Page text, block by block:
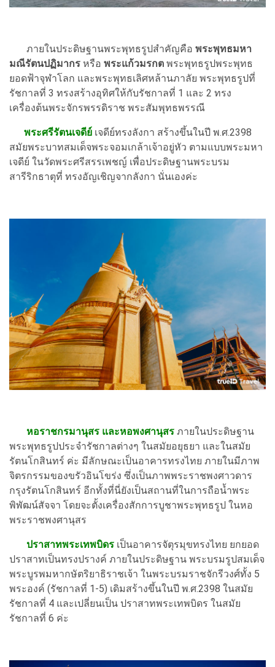
ภายในประดิษฐานพระพุทธรูปสำคัญคือ พระพุทธมหา
มณีรัตนปฏิมากร หรือ พระแก้วมรกต พระพุทธรูปพระพุทธ
ยอดฟ้าจุฬาโลก และพระพุทธเลิศหล้านภาลัย พระพุทธรูปที่
รัชกาลที่ 3 ทรงสร้างอุทิศให้กับรัชกาลที่ 1 และ 2 ทรง
เครื่องต้นพระจักรพรรดิราช พระสัมพุทธพรรณี
พระศรีรัตนเจดีย์ เจดีย์ทรงลังกา สร้างขึ้นในปี พ.ศ.2398
สมัยพระบาทสมเด็จพระจอมเกล้าเจ้าอยู่หัว ตามแบบพระมหา
เจดีย์ ในวัดพระศรีสรรเพชญ์ เพื่อประดิษฐานพระบรม
สารีริกธาตุที่ ทรงอัญเชิญจากลังกา นั่นเองค่ะ
หอราชกรมานุสร และหอพงศานุสร ภายในประดิษฐาน
พระพุทธรูปประจำรัชกาลต่างๆ ในสมัยอยุธยา และในสมัย
รัตนโกสินทร์ ค่ะ มีลักษณะเป็นอาคารทรงไทย ภายในมีภาพ
จิตรกรรมของขรัวอินโขร่ง ซึ่งเป็นภาพพระราชพงศาวดาร
กรุงรัตนโกสินทร์ อีกทั้งที่นี่ยังเป็นสถานที่ในการถือน้ำพระ
พิพัฒน์สัจจา โดยจะตั้งเครื่องสักการบูชาพระพุทธรูป ในหอ
พระราชพงศานุสร
ปราสาทพระเทพบิดร เป็นอาคารจัตุรมุขทรงไทย ยกยอด
ปราสาทเป็นทรงปรางค์ ภายในประดิษฐาน พระบรมรูปสมเด็จ
พระบูรพมหากษัตริยาธิราชเจ้า ในพระบรมราชจักรีวงศ์ทั้ง 5
พระองค์ (รัชกาลที่ 1-5) เดิมสร้างขึ้นในปี พ.ศ.2398 ในสมัย
รัชกาลที่ 4 และเปลี่ยนเป็น ปราสาทพระเทพบิดร ในสมัย
รัชกาลที่ 6 ค่ะ